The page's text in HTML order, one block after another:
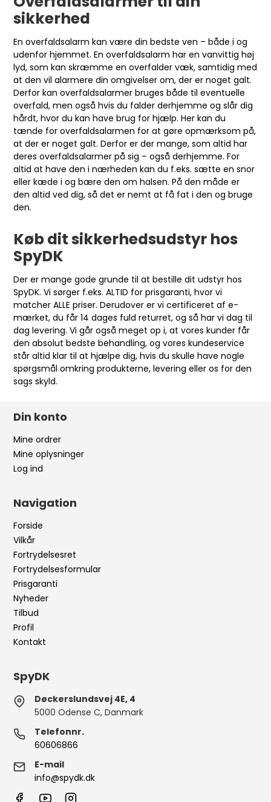
sikkerhed
En overfaldsalarm kan være din bedste ven – både i og
udenfor hjemmet. En overfaldsalarm har en vanvittig høj
lyd, som kan skræmme en overfalder væk, samtidig med
at den vil alarmere din omgivelser om, der er noget galt.
Derfor kan overfaldsalarmer bruges både til eventuelle
overfald, men også hvis du falder derhjemme og slår dig
hårdt, hvor du kan have brug for hjælp. Her kan du
tænde for overfaldsalarmen for at gøre opmærksom på,
at der er noget galt. Derfor er der mange, som altid har
deres overfaldsalarmer på sig – også derhjemme. For
altid at have den i nærheden kan du f.eks. sætte en snor
eller kæde i og bære den om halsen. På den måde er
den altid ved dig, så det er nemt at få fat i den og bruge
den.
Køb dit sikkerhedsudstyr hos
SpyDK
Der er mange gode grunde til at bestille dit udstyr hos
SpyDK. Vi sørger f.eks. ALTID for prisgaranti, hvor vi
matcher ALLE priser. Derudover er vi certificeret af e-
mærket, du får 14 dages fuld returret, og så har vi dag til
dag levering. Vi går også meget op i, at vores kunder får
den absolut bedste behandling, og vores kundeservice
står altid klar til at hjælpe dig, hvis du skulle have nogle
spørgsmål omkring produkterne, levering eller os for den
sags skyld.
Din konto
Mine ordrer
Mine oplysninger
Log ind
Navigation
Forside
Vilkår
Fortrydelsesret
Fortrydelsesformular
Prisgaranti
Nyheder
Tilbud
Profil
Kontakt
SpyDK
Døckerslundsvej 4E, 4
5000 Odense C, Danmark
Telefonnr.
60606866
E-mail
info@spydk.dk